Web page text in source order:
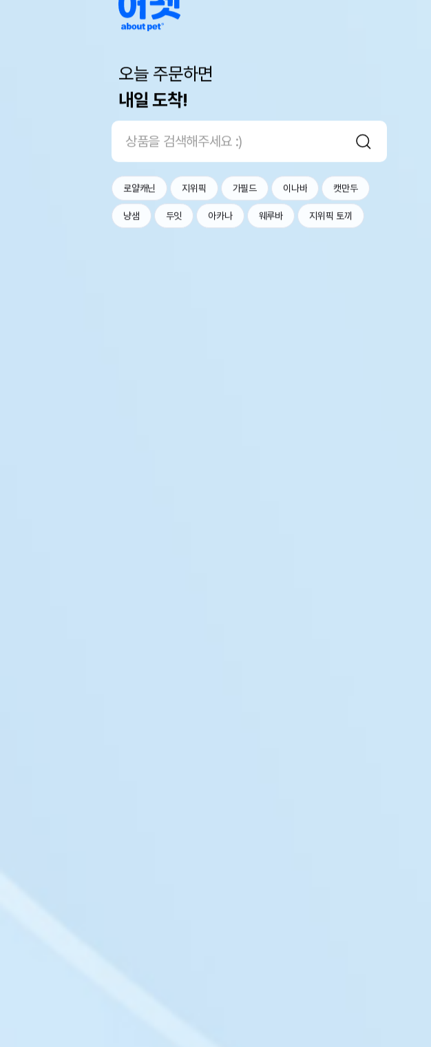
오늘 주문하면
내일 도착!
로얄캐닌 지위픽 가필드 이나바 캣만두
냥샘 두잇 아카나 웨루바 지위픽 토끼